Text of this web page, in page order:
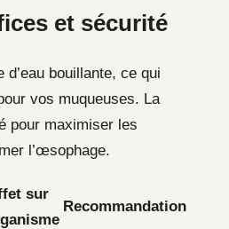
et sécurité
d’eau bouillante, ce qui
vos muqueuses. La
pour maximiser les
l’œsophage.
sur
Recommandation